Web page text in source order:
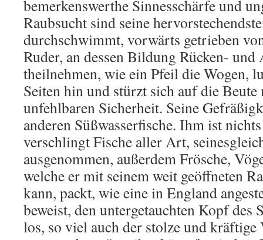
bemerkenswerthe Sinnesschärfe und
Raubsucht sind seine
durchschwimmt, vorwärts getrieben
Ruder, an dessen Bildung Rücken- und
theilnehmen, wie ein Pfeil die Wogen,
Seiten hin und stürzt sich auf die
unfehlbaren Sicherheit. Seine
anderen Süßwasserfische. Ihm ist
verschlingt Fische aller Art,
ausgenommen, außerdem Frösche,
welche er mit seinem weit geöffneten
kann, packt, wie eine in England
beweist, den untergetauchten Kopf des
los, so viel auch der stolze und kräftige